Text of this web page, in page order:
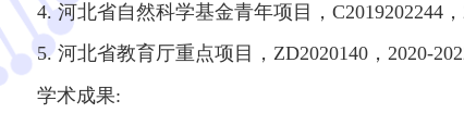
4. 河北省自然科学基金青年项目，C2019202244
5. 河北省教育厅重点项目，ZD2020140，2020-
学术成果: